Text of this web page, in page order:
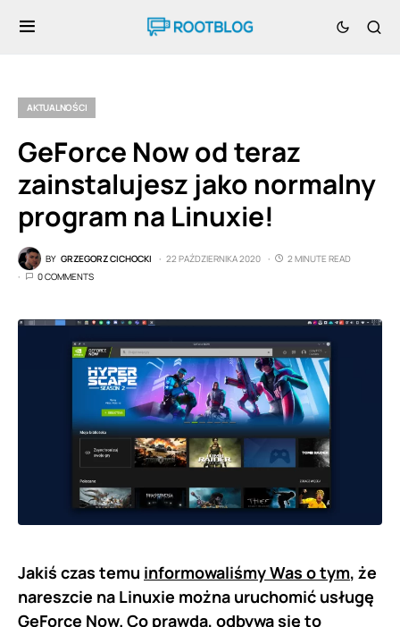
AKTUALNOŚCI
GeForce Now od teraz
zainstalujesz jako normalny
program na Linuxie!
BY GRZEGORZ CICHOCKI 22 PAŹDZIERNIKA 2020
2 MINUTE READ
0 COMMENTS
Jakiś czas temu informowaliśmy Was o tym, że
nareszcie na Linuxie można uruchomić usługę
GeForce Now. Co prawda, odbywa się to